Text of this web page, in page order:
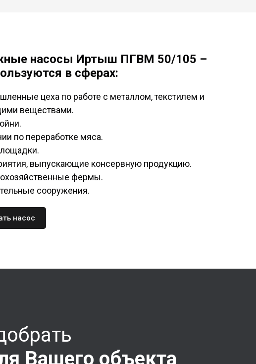
насосы Иртыш ПГВМ 50/105 –
в сферах:
цеха по работе с металлом, текстилем и
веществами.
по переработке мяса.
выпускающие консервную продукцию.
фермы.
сооружения.
насос
Вашего объекта